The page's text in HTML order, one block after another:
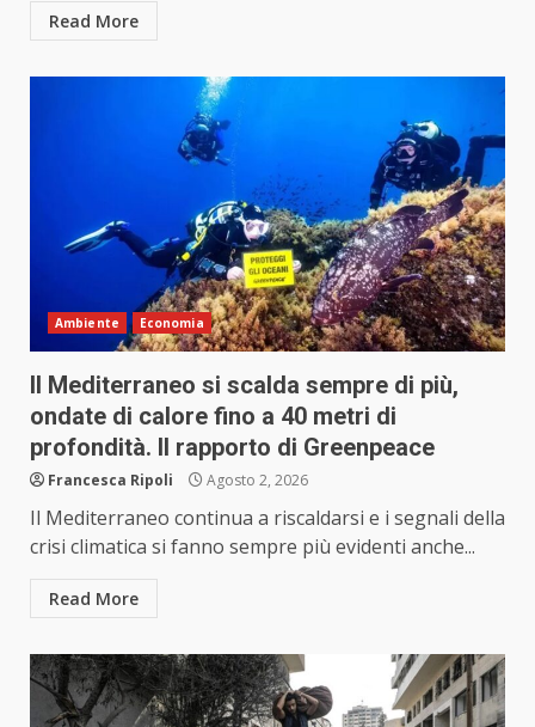
Read More
Ambiente Economia
Il Mediterraneo si scalda sempre di più,
ondate di calore fino a 40 metri di
profondità. Il rapporto di Greenpeace
Francesca Ripoli Agosto 2, 2026
Il Mediterraneo continua a riscaldarsi e i segnali della
crisi climatica si fanno sempre più evidenti anche...
Read More